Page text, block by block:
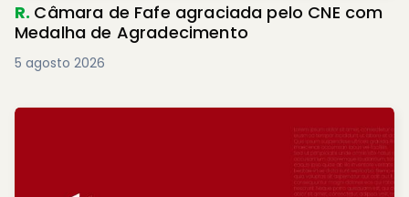
R. Câmara de Fafe agraciada pelo CNE com
Medalha de Agradecimento
5 agosto 2026